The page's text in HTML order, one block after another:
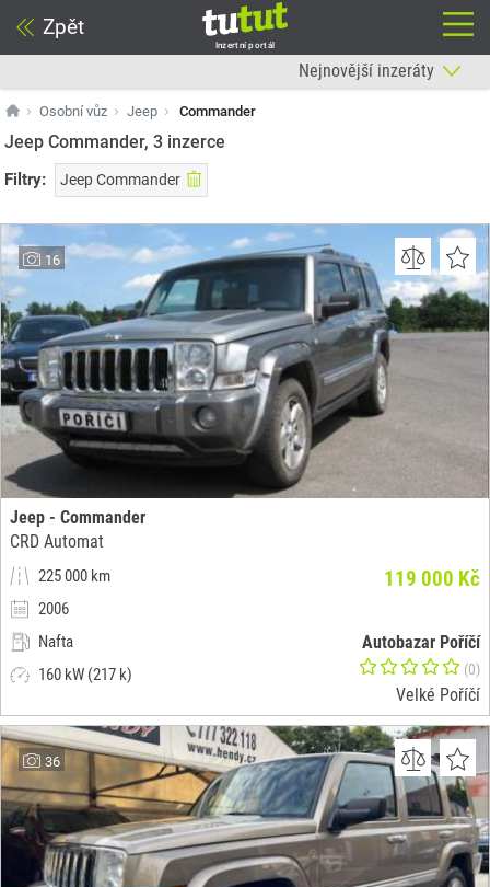
Zpět
Inzertní portál
Osobní vůz Jeep Commander
Jeep Commander, 3 inzerce
Filtry: Jeep Commander
16
Jeep - Commander
CRD Automat
225 000 km
2006
Nafta
160 kW (217 k)
119 000 Kč
Autobazar Poříčí
(0)
Velké Poříčí
36